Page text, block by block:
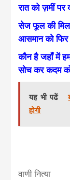
रात को ज़मीं पर
सेज फूल की
आसमान को फिर
कौन है जहाँ में
सोच कर कदम
यह भी पढें
होगी
वाणी नित्या